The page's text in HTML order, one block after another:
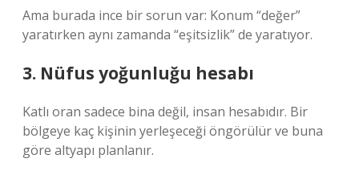
Ama burada ince bir sorun var: Konum “değer”
yaratırken aynı zamanda “eşitsizlik” de yaratıyor.
3. Nüfus yoğunluğu hesabı
Katlı oran sadece bina değil, insan hesabıdır. Bir
bölgeye kaç kişinin yerleşeceği öngörülür ve buna
göre altyapı planlanır.